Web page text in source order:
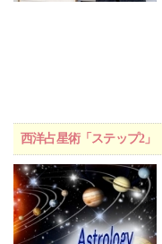
西洋占星術「ステップ2